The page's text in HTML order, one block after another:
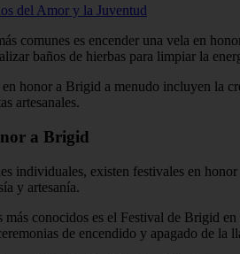
del Amor y la Juventud
comunes es encender una vela en
baños de hierbas para limpiar la
honor a Brigid a menudo incluyen la
artesanales.
a Brigid
individuales, existen festivales en
y artesanía.
más conocidos es el Festival de Brigid
de encendido y apagado de la